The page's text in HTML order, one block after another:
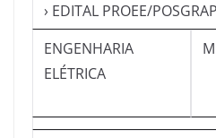
› EDITAL PROEE/
ENGENHARIA
ELÉTRICA